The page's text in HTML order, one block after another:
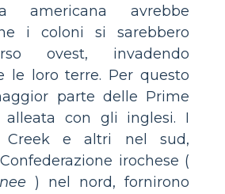
americana avrebbe
i coloni si sarebbero
ovest, invadendo
le loro terre. Per questo
parte delle Prime
alleata con gli inglesi. I
Creek e altri nel sud,
irochese (
) nel nord, fornirono